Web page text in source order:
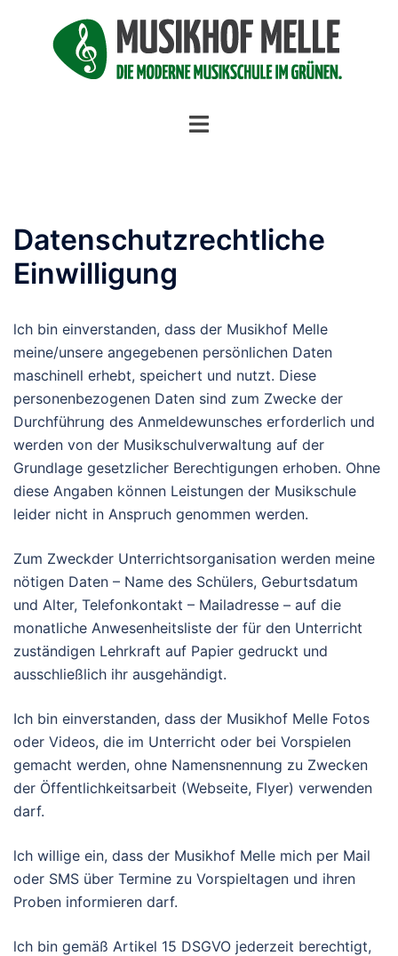
springen
Menü
Datenschutzrechtliche
Einwilligung
lch bin einverstanden, dass der Musikhof Melle
meine/unsere angegebenen persönlichen Daten
maschinell erhebt, speichert und nutzt. Diese
personenbezogenen Daten sind zum Zwecke der
Durchführung des Anmeldewunsches erforderlich und
werden von der Musikschulverwaltung auf der
Grundlage gesetzlicher Berechtigungen erhoben. Ohne
diese Angaben können Leistungen der Musikschule
leider nicht in Anspruch genommen werden.
Zum Zweckder Unterrichtsorganisation werden meine
nötigen Daten – Name des Schülers, Geburtsdatum
und Alter, Telefonkontakt – Mailadresse – auf die
monatliche Anwesenheitsliste der für den Unterricht
zuständigen Lehrkraft auf Papier gedruckt und
ausschließlich ihr ausgehändigt.
Ich bin einverstanden, dass der Musikhof Melle Fotos
oder Videos, die im Unterricht oder bei Vorspielen
gemacht werden, ohne Namensnennung zu Zwecken
der Öffentlichkeitsarbeit (Webseite, Flyer) verwenden
darf.
lch willige ein, dass der Musikhof Melle mich per Mail
oder SMS über Termine zu Vorspieltagen und ihren
Proben informieren darf.
lch bin gemäß Artikel 15 DSGVO jederzeit berechtigt,